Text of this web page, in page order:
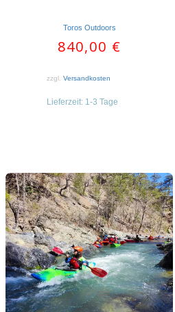
Toros Outdoors
840,00 €
zzgl. Versandkosten
Lieferzeit: 1-3 Tage
Produkt
weist
mehrere
Varianten
auf.
Die
Optionen
können
auf
der